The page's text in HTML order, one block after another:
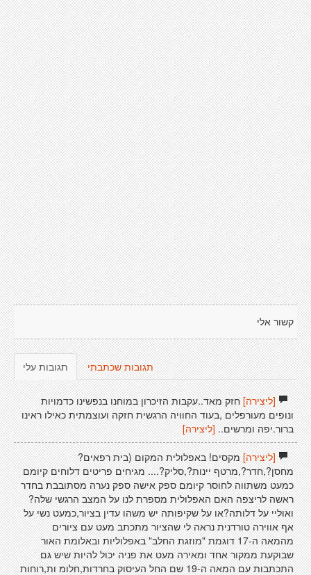
קשור אלי
תגובות עלי תגובות שכתבתי
[ליצירה]חזק מאד..עקבות הזיכרון במוחנו בנפשינו כדמויות
ונופים מעורפלים ,בעוד החוויה הרגשית חזקה ועוצמתית כאילו ראינו
ברור.יפה ומרשים.. [ליצירה]
[ליצירה]מקסים! באפלולית המקום (בית רפאים?
מחסן?,חדר?,מרטף יינות?,סליק?.... מגיחים פריטים דלוחים קיומם
כמעט משתווה לחוסר קיומם ספק אישה ספק נערה מסתובבת בחדר
ראשה לריצפה האם האפלולית מספרת לנו על המצב הרגשי שלה?
ואוליי על דלותה?או על שקיפותה יש משהו עדין בציור,כמעט נשי על
אף אווירה טורדנית נראה לי שהציור מתכתב מעט עם ציורים
מהמאה ה-17 דוגמת "מוזגת החלב" באפלוליות ובאלומת האור
שבוקעת ממקור אחד ומאירה מעט את פניה יכול להיות שיש גם
התכתבות עם המאה ה-19 שם החל העיסוק בחרדות,חלומ ות,רוחות